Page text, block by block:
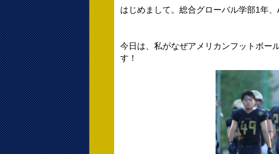
はじめまして。総合グローバル学部1年、
今日は、私がなぜアメリカンフットボー
す！